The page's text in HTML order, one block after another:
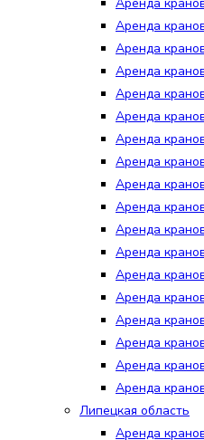
Аренда
Аренда
Аренда
Аренда
Аренда
Аренда
Аренда
Аренда
Аренда
Аренда
Аренда
Аренда
Аренда
Аренда
Аренда
Аренда
Аренда
Липецкая область
Аренда